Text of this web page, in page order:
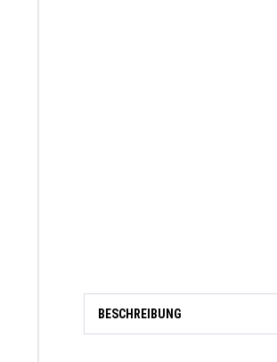
BESCHREIBUNG